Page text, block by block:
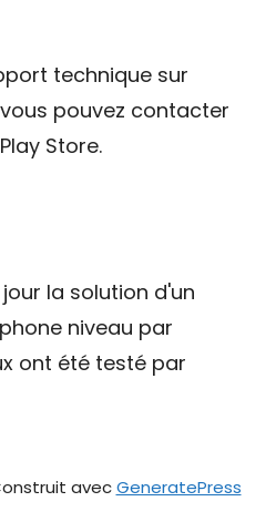
technique sur
pouvez contacter
Store.
la solution d'un
niveau par
ont été testé par
avecGeneratePress